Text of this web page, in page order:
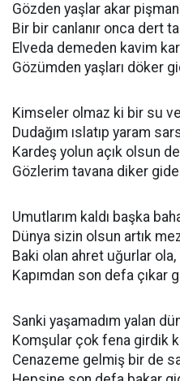
Gözden yaşlar akar
Bir bir canlanır onca dert
Elveda demeden kavim
Gözümden yaşları döker
Kimseler olmaz ki bir su
Dudağım ıslatıp yaram
Kardeş yolun açık olsun
Gözlerim tavana diker
Umutlarım kaldı başka
Dünya sizin olsun artık
Baki olan ahret uğurlar ola,
Kapımdan son defa çıkar
Sanki yaşamadım yalan
Komşular çok fena girdik
Cenazeme gelmiş bir de